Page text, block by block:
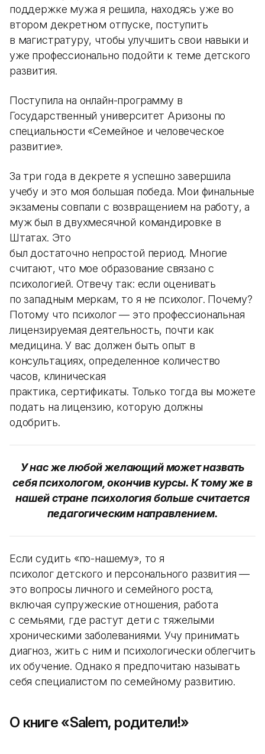
поддержке мужа я решила, находясь уже во
втором декретном отпуске, поступить
в магистратуру, чтобы улучшить свои навыки и
уже профессионально подойти к теме детского
развития.
Поступила на онлайн-программу в
Государственный университет Аризоны по
специальности «Семейное и человеческое
развитие».
За три года в декрете я успешно завершила
учебу и это моя большая победа. Мои финальные
экзамены совпали с возвращением на работу, а
муж был в двухмесячной командировке в
Штатах. Это
был достаточно непростой период. Многие
считают, что мое образование связано с
психологией. Отвечу так: если оценивать
по западным меркам, то я не психолог. Почему?
Потому что психолог — это профессиональная
лицензируемая деятельность, почти как
медицина. У вас должен быть опыт в
консультациях, определенное количество
часов, клиническая
практика, сертификаты. Только тогда вы можете
подать на лицензию, которую должны
одобрить.
У нас же любой желающий может назвать
себя психологом, окончив курсы. К тому же в
нашей стране психология больше считается
педагогическим направлением.
Если судить «по-нашему», то я
психолог детского и персонального развития —
это вопросы личного и семейного роста,
включая супружеские отношения, работа
с семьями, где растут дети с тяжелыми
хроническими заболеваниями. Учу принимать
диагноз, жить с ним и психологически облегчить
их обучение. Однако я предпочитаю называть
себя специалистом по семейному развитию.
О книге «Salem, родители!»